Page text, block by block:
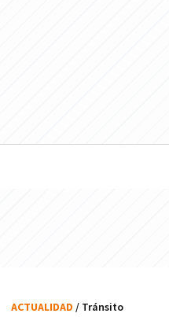
ACTUALIDAD / Tránsito